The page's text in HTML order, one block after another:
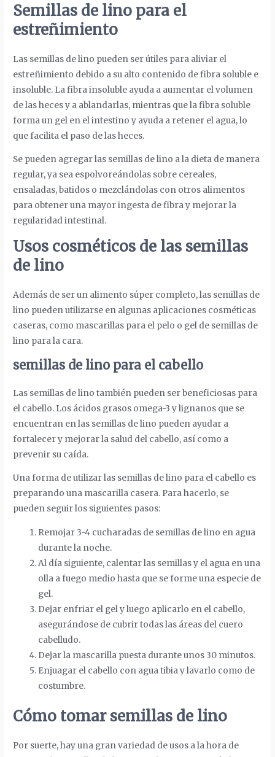
Semillas de lino para el
estreñimiento
Las semillas de lino pueden ser útiles para aliviar el
estreñimiento debido a su alto contenido de fibra soluble e
insoluble. La fibra insoluble ayuda a aumentar el volumen
de las heces y a ablandarlas, mientras que la fibra soluble
forma un gel en el intestino y ayuda a retener el agua, lo
que facilita el paso de las heces.
Se pueden agregar las semillas de lino a la dieta de manera
regular, ya sea espolvoreándolas sobre cereales,
ensaladas, batidos o mezclándolas con otros alimentos
para obtener una mayor ingesta de fibra y mejorar la
regularidad intestinal.
Usos cosméticos de las semillas
de lino
Además de ser un alimento súper completo, las semillas de
lino pueden utilizarse en algunas aplicaciones cosméticas
caseras, como mascarillas para el pelo o gel de semillas de
lino para la cara.
semillas de lino para el cabello
Las semillas de lino también pueden ser beneficiosas para
el cabello. Los ácidos grasos omega-3 y lignanos que se
encuentran en las semillas de lino pueden ayudar a
fortalecer y mejorar la salud del cabello, así como a
prevenir su caída.
Una forma de utilizar las semillas de lino para el cabello es
preparando una mascarilla casera. Para hacerlo, se
pueden seguir los siguientes pasos:
Remojar 3-4 cucharadas de semillas de lino en agua
durante la noche.
Al día siguiente, calentar las semillas y el agua en una
olla a fuego medio hasta que se forme una especie de
gel.
Dejar enfriar el gel y luego aplicarlo en el cabello,
asegurándose de cubrir todas las áreas del cuero
cabelludo.
Dejar la mascarilla puesta durante unos 30 minutos.
Enjuagar el cabello con agua tibia y lavarlo como de
costumbre.
Cómo tomar semillas de lino
Por suerte, hay una gran variedad de usos a la hora de